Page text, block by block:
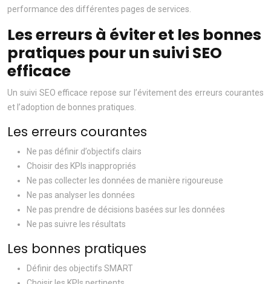
performance des différentes pages de services.
Les erreurs à éviter et les bonnes
pratiques pour un suivi SEO
efficace
Un suivi SEO efficace repose sur l’évitement des erreurs courantes
et l’adoption de bonnes pratiques.
Les erreurs courantes
Ne pas définir d’objectifs clairs
Choisir des KPIs inappropriés
Ne pas collecter les données de manière rigoureuse
Ne pas analyser les données
Ne pas prendre de décisions basées sur les données
Ne pas suivre les résultats
Les bonnes pratiques
Définir des objectifs SMART